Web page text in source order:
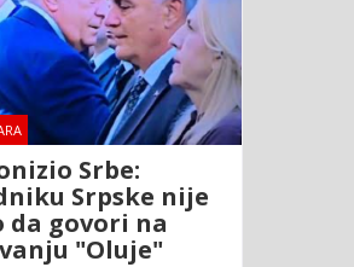
Srbe:
Srpske nije
da govori na
"Oluje"